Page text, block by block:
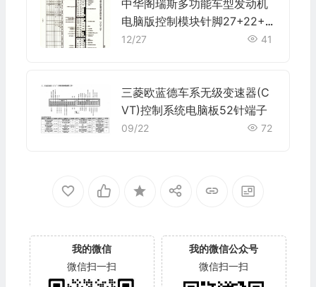
中华阁瑞斯多功能车型发动机
电脑版控制模块针脚27+22+1
7针 端子图
12/27 41
三菱欧蓝德车系无级变速器(C
VT)控制系统电脑板52针端子
09/22 72
我的微信
微信扫一扫
我的微信公众号
微信扫一扫